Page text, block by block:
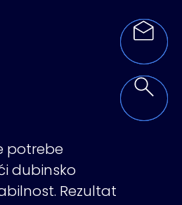
potrebe
dubinsko
Rezultat